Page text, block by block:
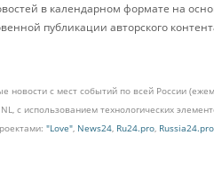
в календарном формате на
публикации авторского
новости с мест событий по всей России
с использованием технологических
"Love", News24, Ru24.pro, Russia24.pro